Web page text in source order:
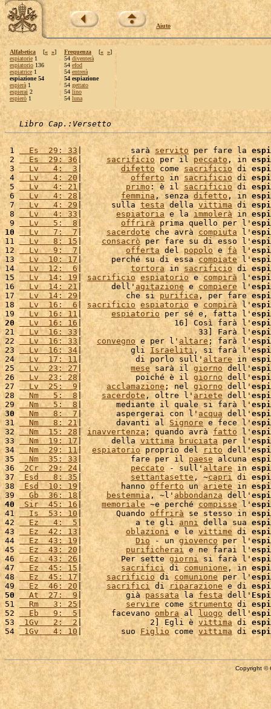
Aiuto
Alfabetica [« »]
espiatorie 1
espiatorio 136
espiatrice 1
espiazione 54
espierà 1
espierai 2
espierò 1
Frequenza [« »]
54 diventerà
54 efod
54 entrerà
54 espiazione
54 gettato
54 lino
54 luna
Libro Cap.:Versetto
1
  Es  29: 33
|          sarà servito per fare la
2
  Es  29: 36
| sacrificio per il peccato , in
3
  Lv   4:  3
| difetto come sacrificio di
4
  Lv   4: 20
| offerto in sacrificio di
5
  Lv   4: 21
| primo : è il sacrificio di
6
  Lv   4: 28
| femmina , senza difetto , in
7
  Lv   4: 29
|      sulla testa della vittima di
8
  Lv   4: 33
| espiatoria e la immolerà in
9
  Lv   5:  8
| offrirà prima quello per l'
10
  Lv   7:  7
| sacerdote che avrà compiuta l'
11
  Lv   8: 15
| consacrò per fare su di esso l'
12
  Lv   9:  7
| offerta del popolo e fà l'
13
  Lv  10: 17
|      perché su di essa compiate l'
14
  Lv  12:  6
| tortora in sacrificio di
15
  Lv  14: 19
| sacrificio espiatorio e compirà l'
16
  Lv  14: 21
|      dell'agitazione e compiere l'
17
  Lv  14: 29
|         che si purifica, per fare
18
  Lv  16:  6
| sacrificio espiatorio e compirà l'
19
  Lv  16: 11
| espiatorio per sé e, fatta l'
20
  Lv  16: 16
|                   16] Così farà l'
21
  Lv  16: 33
|                        33] Farà l'
22
  Lv  16: 33
| convegno e per l' altare ; farà l'
23
  Lv  16: 34
|          gli Israeliti, si farà l'
24
  Lv  17: 11
|           di porlo sull'altare in
25
  Lv  23: 27
| mese sarà il giorno dell'
26
  Lv  23: 28
|           poiché è il giorno dell'
27
  Lv  25:  9
| acclamazione ; nel giorno dell'
28
  Nm   5:  8
| sacerdote , oltre l' ariete dell'
29
  Nm   5:  8
|       mediante il quale si farà l'
30
  Nm   8:  7
|       aspergerai con l'acqua dell'
31
  Nm   8: 21
|       davanti al Signore e fece l'
32
  Nm  15: 28
| inavvertenza ; quando avrà fatto l'
33
  Nm  19: 17
|      della vittima bruciata per l'
34
  Nm  29: 11
| espiatorio proprio del rito dell'
35
  Nm  35: 33
|          fare per il paese alcuna
36 2Cr  29: 24 | peccato - sull'altare in
37 Esd   8: 35 | settantasette , ~capri di
38
Esd  10: 19|        hanno offerto un ariete in
39
  Gb  36: 18
| bestemmia , ~l' abbondanza dell'
40
Sir  45: 16 | memoriale ~e perché compisse l'
41
  Is  53: 10
|       Quando offrirà se stesso in
42
  Ez   4:  5
|           a te gli anni della sua
43
  Ez  42: 13
| oblazioni e le vittime di
44
  Ez  43: 19
| Dio - un giovenco per l'
45
  Ez  43: 20
| purificherai e ne farai l'
46
  Ez  43: 26
|        Per sette giorni si farà l'
47
  Ez  45: 15
| sacrifici di comunione , in
48
  Ez  45: 17
| sacrificio di comunione per l'
49
  Ez  46: 20
| sacrifici di riparazione e di
50
  At  27:  9
|         già passata la festa dell'
51
  Rm   3: 25
| servire come strumento di
52
  Eb   9:  5
|      facevano ombra al luogo dell'
53 1Gv   2:  2 |              2] Egli è vittima di
54 1Gv   4: 10 |        suo Figlio come vittima di
Copyright ©